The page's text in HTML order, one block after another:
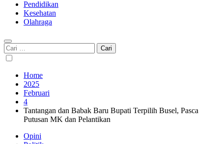
Pendidikan
Kesehatan
Olahraga
Cari
untuk:
Home
2025
Februari
4
Tantangan dan Babak Baru Bupati Terpilih Busel, Pasca
Putusan MK dan Pelantikan
Opini